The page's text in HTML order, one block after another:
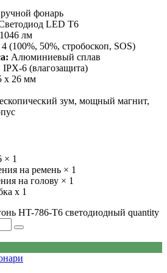
фонарь
LED T6
1046 лм
4 (100%, 50%, стробоскоп, SOS)
Алюминиевый сплав
IPX-6 (влагозащита)
x 26 мм
зум, мощный магнит,
× 1
на ремень × 1
на голову × 1
х 1
HT-786-T6 светодиодный quantity